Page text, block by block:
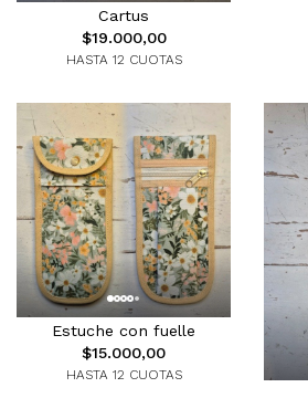
Cartus
$19.000,00
HASTA 12 CUOTAS
Estuche con fuelle
$15.000,00
HASTA 12 CUOTAS